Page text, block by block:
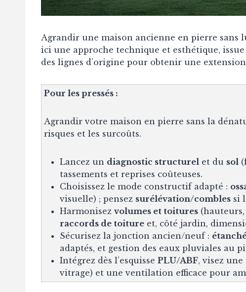
Agrandir une maison ancienne en pierre sans
ici une approche technique et esthétique,
des lignes d’origine pour obtenir une
Pour les pressés :
Agrandir votre maison en pierre sans la
risques et les surcoûts.
Lancez un diagnostic structurel et du sol
tassements et reprises coûteuses.
Choisissez le mode constructif adapté :
visuelle) ; pensez surélévation/combles si
Harmonisez volumes et toitures
raccords de toiture et, côté jardin,
Sécurisez la jonction ancien/neuf :
adaptés, et gestion des eaux pluviales au
Intégrez dès l’esquisse PLU/ABF, visez une
vitrage) et une ventilation efficace pour